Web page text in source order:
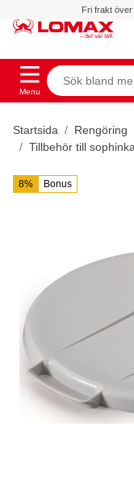
Fri frakt
Menu
Startsida Rengöring
Tillbehör till
8% Bonus